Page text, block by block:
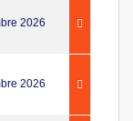
2026
2026